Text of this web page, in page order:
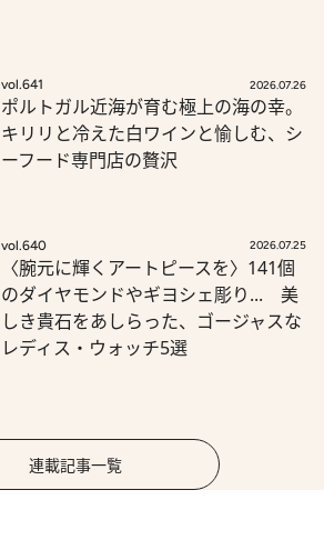
vol.641 2026.07.26
ポルトガル近海が育む極上の海の幸。
キリリと冷えた白ワインと愉しむ、シ
ーフード専門店の贅沢
vol.640 2026.07.25
〈腕元に輝くアートピースを〉141個
のダイヤモンドやギヨシェ彫り... 美
しき貴石をあしらった、ゴージャスな
レディス・ウォッチ5選
連載記事一覧